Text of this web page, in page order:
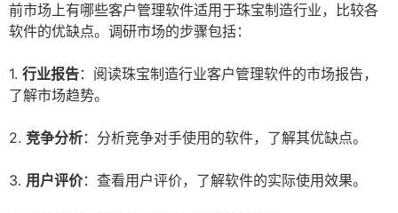
前市场上有哪些客户管理软件适用于珠宝制造行业，比较各
软件的优缺点。调研市场的步骤包括：
1. 行业报告：阅读珠宝制造行业客户管理软件的市场报告，
了解市场趋势。
2. 竞争分析：分析竞争对手使用的软件，了解其优缺点。
3. 用户评价：查看用户评价，了解软件的实际使用效果。